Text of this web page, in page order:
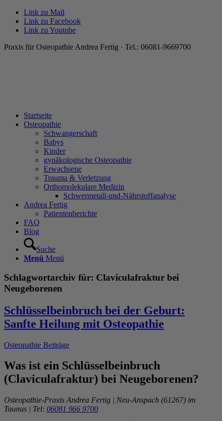
Link zu Mail
Link zu Facebook
Link zu Youtube
Praxis für Osteopathie Andrea Fertig · Tel.: 06081-9669700
Startseite
Osteopathie
Schwangerschaft
Babys
Kinder
gynäkologische Osteopathie
Erwachsene
Trauma & Verletzung
Orthomolekulare Medizin
Schwermetall-und-Nährstoffanalyse
Andrea Fertig
Patientenberichte
FAQ
Blog
Suche
Menü Menü
Schlagwortarchiv für: Claviculafraktur bei
Neugeborenen
Schlüsselbeinbruch bei der Geburt:
Sanfte Heilung mit Osteopathie
Osteopathie Beiträge
Was ist ein Schlüsselbeinbruch
(Claviculafraktur) bei Neugeborenen?
Osteopathie-Praxis Andrea Fertig | Neu-Anspach (61267) im
Taunus | Tel: 06081 966 9700